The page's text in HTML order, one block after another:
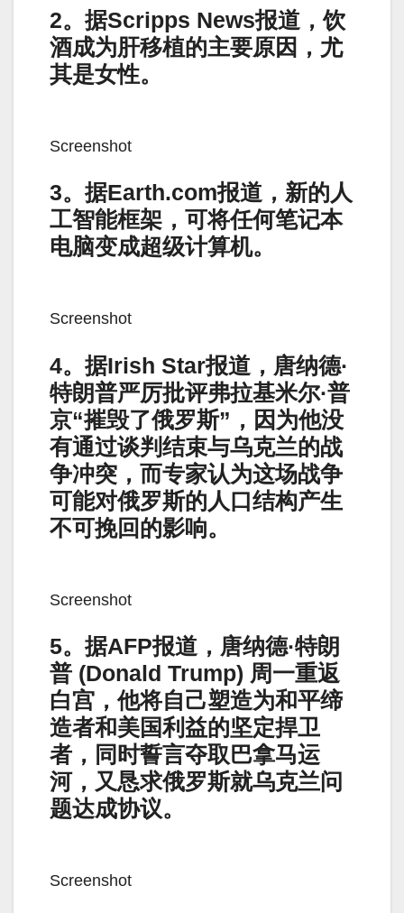
2。据Scripps News报道，饮
酒成为肝移植的主要原因，尤
其是女性。
Screenshot
3。据Earth.com报道，新的人
工智能框架，可将任何笔记本
电脑变成超级计算机。
Screenshot
4。据Irish Star报道，唐纳德·
特朗普严厉批评弗拉基米尔·普
京“摧毁了俄罗斯”，因为他没
有通过谈判结束与乌克兰的战
争冲突，而专家认为这场战争
可能对俄罗斯的人口结构产生
不可挽回的影响。
Screenshot
5。据AFP报道，唐纳德·特朗
普 (Donald Trump) 周一重返
白宫，他将自己塑造为和平缔
造者和美国利益的坚定捍卫
者，同时誓言夺取巴拿马运
河，又恳求俄罗斯就乌克兰问
题达成协议。
Screenshot